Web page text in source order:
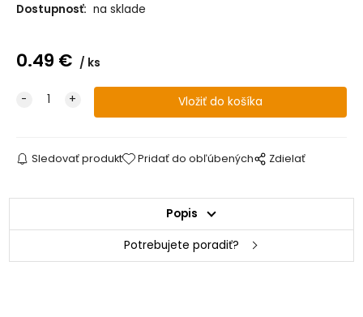
Dostupnosť: na sklade
0.49 € ks
Sledovať produkt Pridať do obľúbených Zdielať
Popis
Potrebujete poradiť?